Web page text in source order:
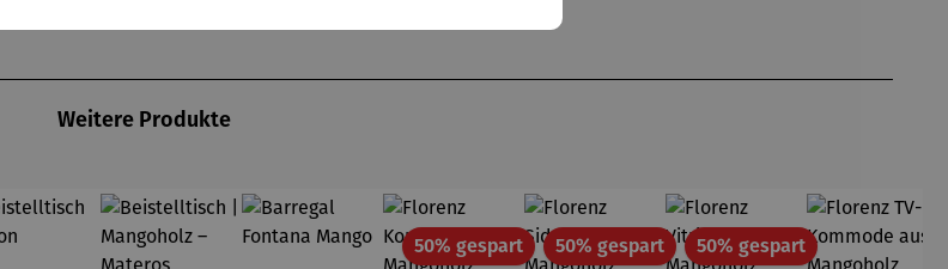
Weitere Produkte
50% gespartRabatt50% gespartRabatt50% gespartRabatt